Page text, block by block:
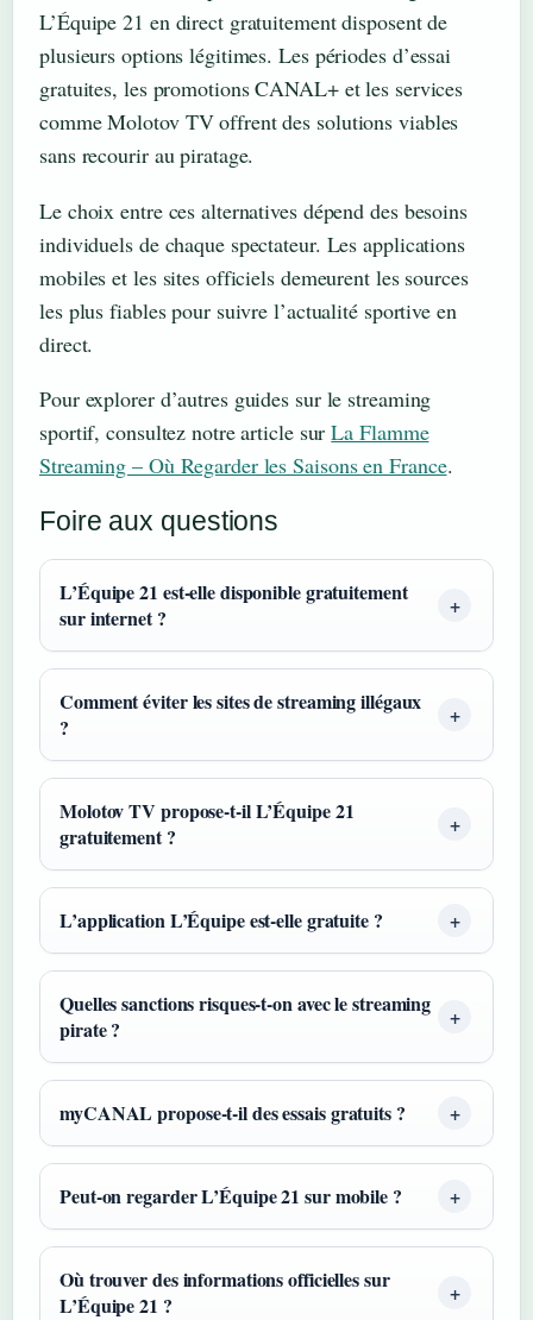
L’Équipe 21 en direct gratuitement disposent de
plusieurs options légitimes. Les périodes d’essai
gratuites, les promotions CANAL+ et les services
comme Molotov TV offrent des solutions viables
sans recourir au piratage.
Le choix entre ces alternatives dépend des besoins
individuels de chaque spectateur. Les applications
mobiles et les sites officiels demeurent les sources
les plus fiables pour suivre l’actualité sportive en
direct.
Pour explorer d’autres guides sur le streaming
sportif, consultez notre article surLa Flamme
Streaming – Où Regarder les Saisons en France.
Foire aux questions
L’Équipe 21 est-elle disponible gratuitement
sur internet ?
Comment éviter les sites de streaming illégaux
?
Molotov TV propose-t-il L’Équipe 21
gratuitement ?
L’application L’Équipe est-elle gratuite ?
Quelles sanctions risques-t-on avec le streaming
pirate ?
myCANAL propose-t-il des essais gratuits ?
Peut-on regarder L’Équipe 21 sur mobile ?
Où trouver des informations officielles sur
L’Équipe 21 ?